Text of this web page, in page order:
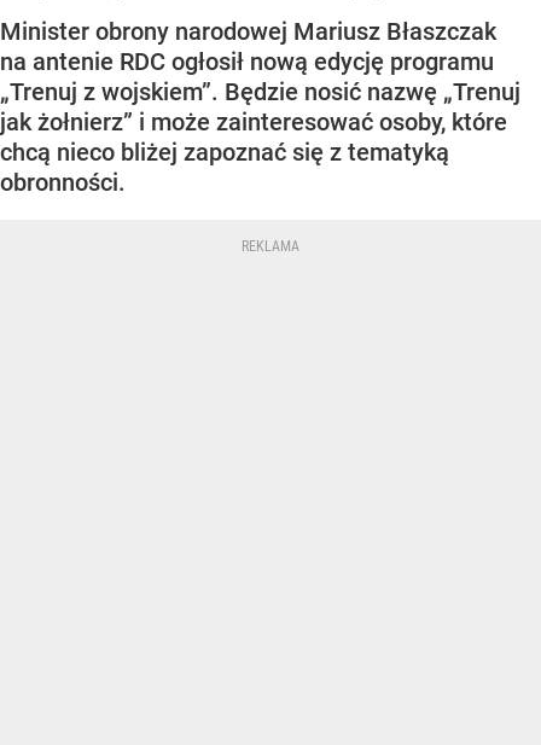
Minister obrony narodowej Mariusz Błaszczak
na antenie RDC ogłosił nową edycję programu
„Trenuj z wojskiem”. Będzie nosić nazwę „Trenuj
jak żołnierz” i może zainteresować osoby, które
chcą nieco bliżej zapoznać się z tematyką
obronności.